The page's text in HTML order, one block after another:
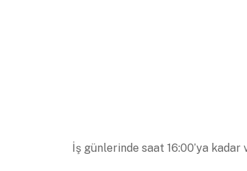
İş günlerinde saat 16:00’ya